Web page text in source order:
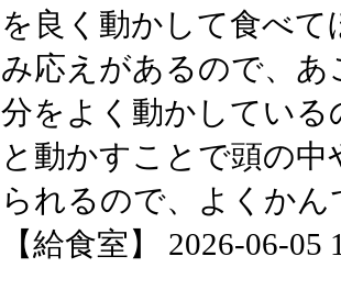
を良く動かして食べ
み応えがあるので、
分をよく動かしてい
と動かすことで頭の
られるので、よくか
【給食室】 2026-06-05